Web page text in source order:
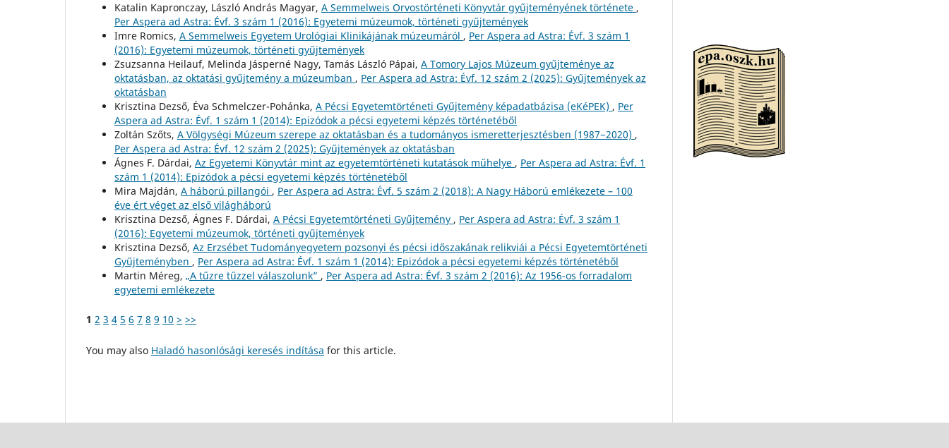
Katalin Kapronczay, László András Magyar, A Semmelweis Orvostörténeti Könyvtár gyűjteményének története ,
Per Aspera ad Astra: Évf. 3 szám 1 (2016): Egyetemi múzeumok, történeti gyűjtemények
Imre Romics, A Semmelweis Egyetem Urológiai Klinikájának múzeumáról , Per Aspera ad Astra: Évf. 3 szám 1
(2016): Egyetemi múzeumok, történeti gyűjtemények
Zsuzsanna Heilauf, Melinda Jásperné Nagy, Tamás László Pápai, A Tomory Lajos Múzeum gyűjteménye az
oktatásban, az oktatási gyűjtemény a múzeumban , Per Aspera ad Astra: Évf. 12 szám 2 (2025): Gyűjtemények az
oktatásban
Krisztina Dezső, Éva Schmelczer-Pohánka, A Pécsi Egyetemtörténeti Gyűjtemény képadatbázisa (eKéPEK) , Per
Aspera ad Astra: Évf. 1 szám 1 (2014): Epizódok a pécsi egyetemi képzés történetéből
Zoltán Szőts, A Völgységi Múzeum szerepe az oktatásban és a tudományos ismeretterjesztésben (1987−2020) ,
Per Aspera ad Astra: Évf. 12 szám 2 (2025): Gyűjtemények az oktatásban
Ágnes F. Dárdai, Az Egyetemi Könyvtár mint az egyetemtörténeti kutatások műhelye , Per Aspera ad Astra: Évf. 1
szám 1 (2014): Epizódok a pécsi egyetemi képzés történetéből
Mira Majdán, A háború pillangói , Per Aspera ad Astra: Évf. 5 szám 2 (2018): A Nagy Háború emlékezete – 100
éve ért véget az első világháború
Krisztina Dezső, Ágnes F. Dárdai, A Pécsi Egyetemtörténeti Gyűjtemény , Per Aspera ad Astra: Évf. 3 szám 1
(2016): Egyetemi múzeumok, történeti gyűjtemények
Krisztina Dezső, Az Erzsébet Tudományegyetem pozsonyi és pécsi időszakának relikviái a Pécsi Egyetemtörténeti
Gyűjteményben , Per Aspera ad Astra: Évf. 1 szám 1 (2014): Epizódok a pécsi egyetemi képzés történetéből
Martin Méreg, „A tűzre tűzzel válaszolunk” , Per Aspera ad Astra: Évf. 3 szám 2 (2016): Az 1956-os forradalom
egyetemi emlékezete
1 2 3 4 5 6 7 8 9 10 > >>
You may also Haladó hasonlósági keresés indítása for this article.